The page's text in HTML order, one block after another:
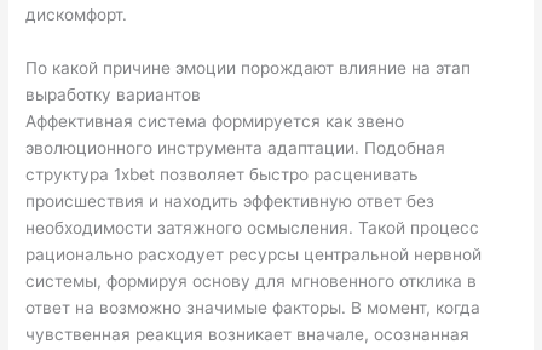
дискомфорт.
По какой причине эмоции порождают влияние на этап
выработку вариантов
Аффективная система формируется как звено
эволюционного инструмента адаптации. Подобная
структура 1xbet позволяет быстро расценивать
происшествия и находить эффективную ответ без
необходимости затяжного осмысления. Такой процесс
рационально расходует ресурсы центральной нервной
системы, формируя основу для мгновенного отклика в
ответ на возможно значимые факторы. В момент, когда
чувственная реакция возникает вначале, осознанная